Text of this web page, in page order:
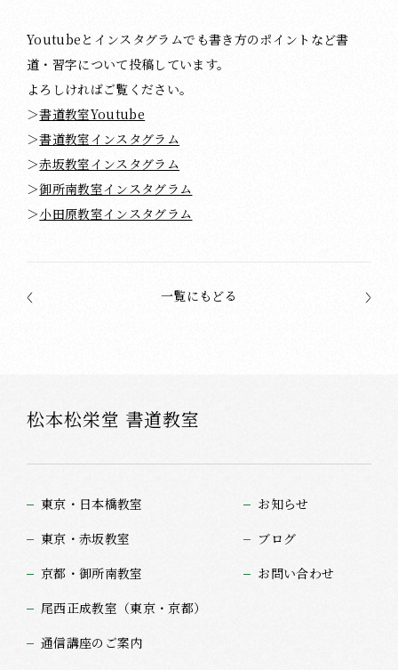
Youtubeとインスタグラムでも書き方のポイントなど書
道・習字について投稿しています。
よろしければご覧ください。
＞書道教室Youtube
＞書道教室インスタグラム
＞赤坂教室インスタグラム
＞御所南教室インスタグラム
＞小田原教室インスタグラム
一覧にもどる
松本松栄堂 書道教室
東京・日本橋教室
東京・赤坂教室
京都・御所南教室
尾西正成教室（東京・京都）
通信講座のご案内
お知らせ
ブログ
お問い合わせ